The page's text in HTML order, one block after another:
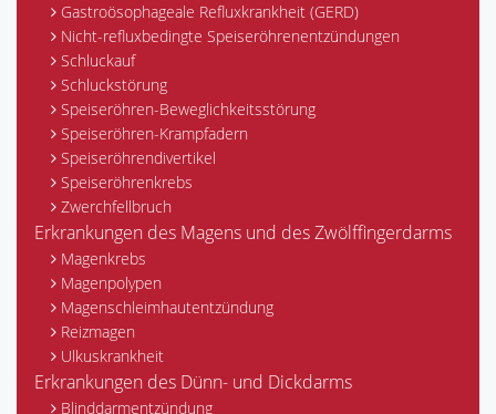
Gastroösophageale Refluxkrankheit (GERD)
Nicht-refluxbedingte Speiseröhrenentzündungen
Schluckauf
Schluckstörung
Speiseröhren-Beweglichkeitsstörung
Speiseröhren-Krampfadern
Speiseröhrendivertikel
Speiseröhrenkrebs
Zwerchfellbruch
Erkrankungen des Magens und des Zwölffingerdarms
Magenkrebs
Magenpolypen
Magenschleimhautentzündung
Reizmagen
Ulkuskrankheit
Erkrankungen des Dünn- und Dickdarms
Blinddarmentzündung